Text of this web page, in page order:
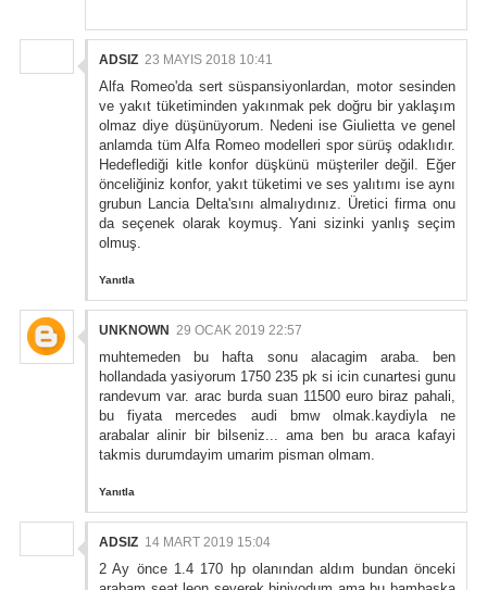
ADSIZ 23 MAYIS 2018 10:41
Alfa Romeo'da sert süspansiyonlardan, motor sesinden
ve yakıt tüketiminden yakınmak pek doğru bir yaklaşım
olmaz diye düşünüyorum. Nedeni ise Giulietta ve genel
anlamda tüm Alfa Romeo modelleri spor sürüş odaklıdır.
Hedeflediği kitle konfor düşkünü müşteriler değil. Eğer
önceliğiniz konfor, yakıt tüketimi ve ses yalıtımı ise aynı
grubun Lancia Delta'sını almalıydınız. Üretici firma onu
da seçenek olarak koymuş. Yani sizinki yanlış seçim
olmuş.
Yanıtla
UNKNOWN 29 OCAK 2019 22:57
muhtemeden bu hafta sonu alacagim araba. ben
hollandada yasiyorum 1750 235 pk si icin cunartesi gunu
randevum var. arac burda suan 11500 euro biraz pahali,
bu fiyata mercedes audi bmw olmak.kaydiyla ne
arabalar alinir bir bilseniz... ama ben bu araca kafayi
takmis durumdayim umarim pisman olmam.
Yanıtla
ADSIZ 14 MART 2019 15:04
2 Ay önce 1.4 170 hp olanından aldım bundan önceki